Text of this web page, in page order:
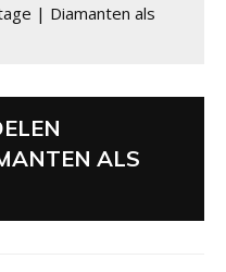
| Diamanten als
ALS